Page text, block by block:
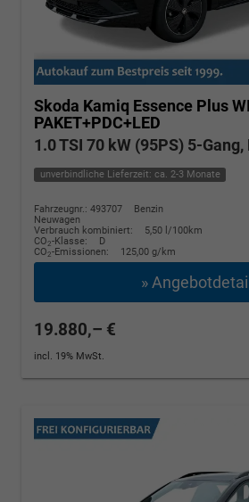
Skoda Kamiq Essence Plus
PAKET+PDC+LED
1.0 TSI 70 kW (95PS) 5-Gang,
unverbindliche Lieferzeit: ca. 2-3 Monate
Fahrzeugnr.: 493707
Benzin
Neuwagen
Verbrauch kombiniert:
5,50 l/100km
CO2-Klasse:
D
CO2-Emissionen: 125,00 g/km
»
19.880,– €
incl. 19% MwSt.